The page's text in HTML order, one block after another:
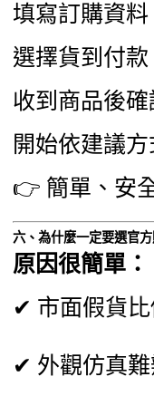
填寫訂購資料
選擇貨到付款
收到商品後
開始依建議方
👉 簡單、安
六、為什麼一定要選官方
原因很簡單：
✔ 市面假貨
✔ 外觀仿真難